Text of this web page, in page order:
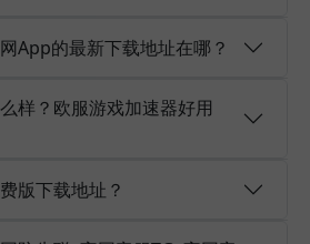
App的最新下载地址在哪？
样？欧服游戏加速器好用
版下载地址？